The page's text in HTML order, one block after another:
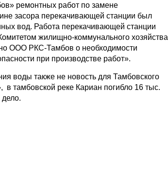
ремонтных работ по замене
засора перекачивающей станции был
вод. Работа перекачивающей станции
жилищно-коммунального хозяйства
ООО РКС-Тамбов о необходимости
при производстве работ».
воды также не новость для Тамбовского
в тамбовской реке Кариан погибло 16 тыс.